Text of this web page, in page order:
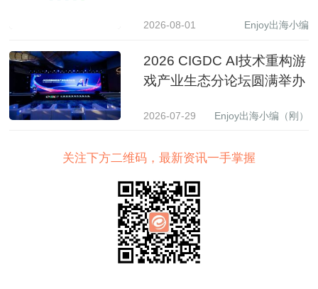
全球增长新图景
2026-08-01 Enjoy出海小编
2026 CIGDC AI技术重构游
戏产业生态分论坛圆满举办
2026-07-29 Enjoy出海小编（刚）
关注下方二维码，最新资讯一手掌握